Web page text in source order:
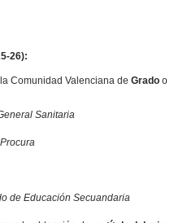
26):
Comunidad Valenciana de Grado o
Sanitaria
de Educación Secuandaria